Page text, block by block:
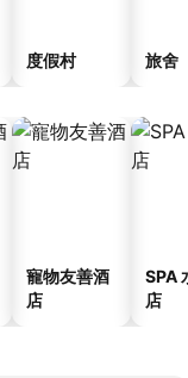
度假村 旅舍
寵物友善酒
店
SPA
店